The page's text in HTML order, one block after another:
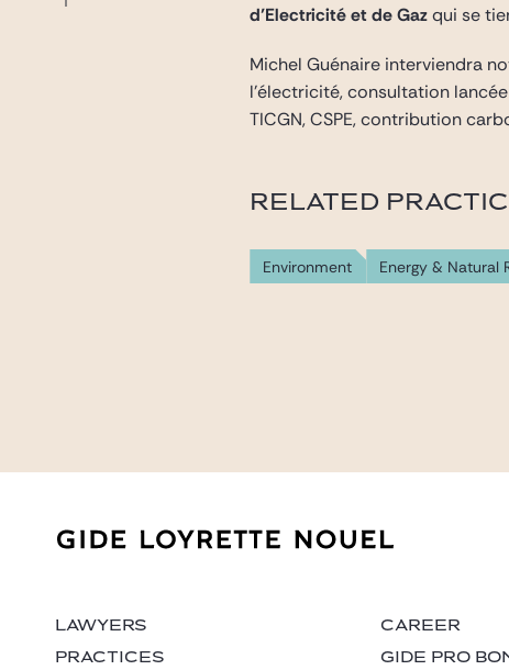
d’Electricité et de Gazqui se
Michel Guénaire interviendra
l’électricité, consultation
TICGN, CSPE, contribution
RELATED
Environment Energy & Natural
LAWYERS
PRACTICES
CAREER
GIDE PRO